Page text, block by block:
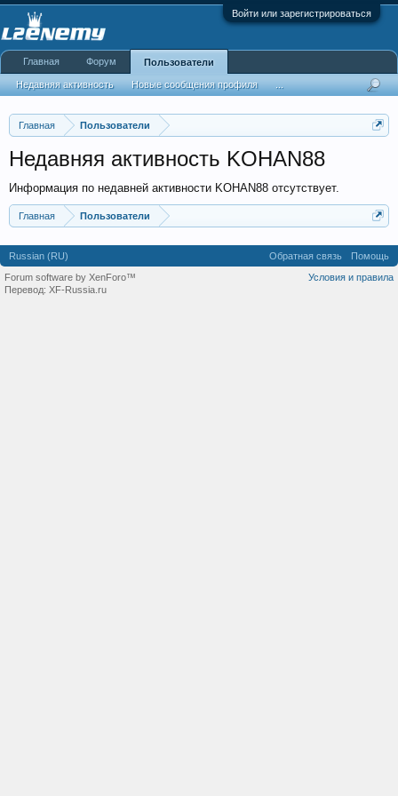
Войти или зарегистрироваться
Главная Пользователи
Недавняя активность KOHAN88
Информация по недавней активности KOHAN88 отсутствует.
Главная Пользователи
Главная Форум Пользователи
Недавняя активность Новые сообщения профиля
Russian (RU) Обратная связь
Помощь
Условия и правила
Forum software by XenForo™
Перевод: XF-Russia.ru